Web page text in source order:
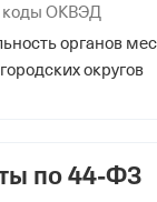
ФНС
коды ОКВЭД
органов
округов
по 44-ФЗ